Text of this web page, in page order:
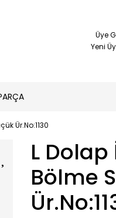
Üye
Yeni
Ür.No:1130
L Dolap
Bölme